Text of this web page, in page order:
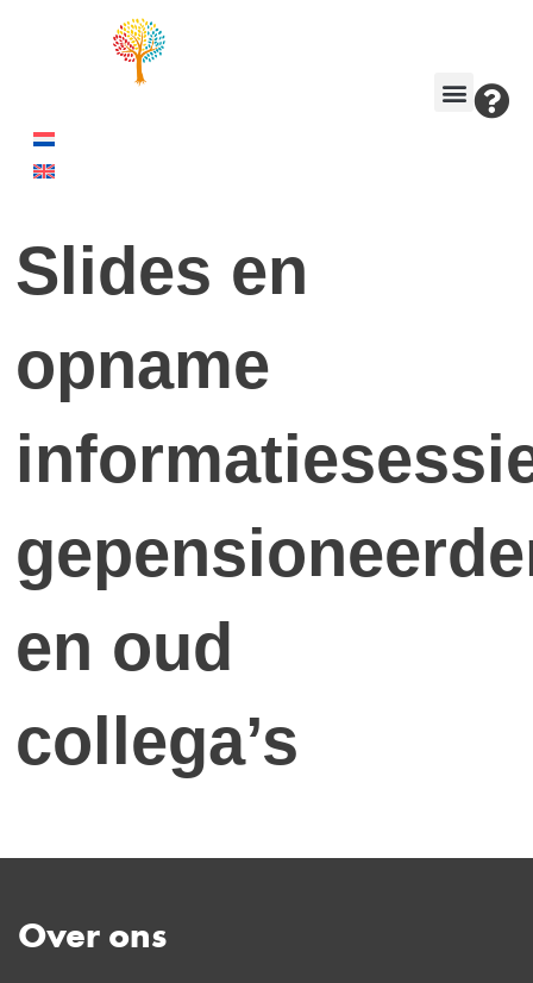
Slides en
opname
en oud
collega’s
Over ons